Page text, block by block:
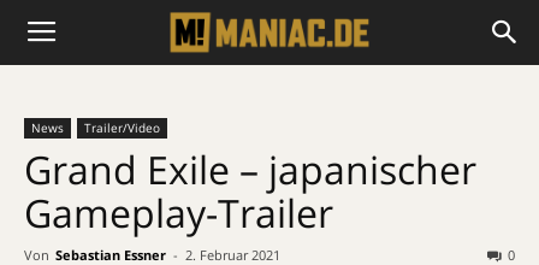
News Trailer/Video
Grand Exile – japanischer
Gameplay-Trailer
Von Sebastian Essner - 2. Februar 2021 0